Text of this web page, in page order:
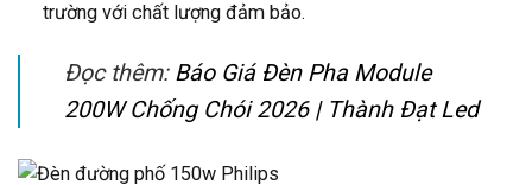
trường với chất lượng đảm bảo.
Đọc thêm: Báo Giá Đèn Pha Module
200W Chống Chói 2026 | Thành Đạt Led